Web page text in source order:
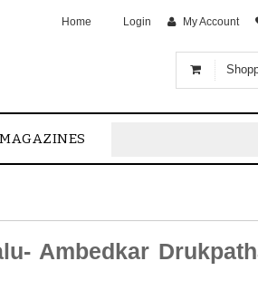
Home Login My Account
MAGAZINES
Ambedkar